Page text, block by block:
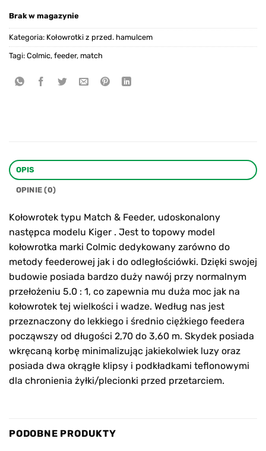
Brak w magazynie
Kategoria: Kołowrotki z przed. hamulcem
Tagi: Colmic, feeder, match
OPIS
OPINIE (0)
Kołowrotek typu Match & Feeder, udoskonalony
następca modelu Kiger . Jest to topowy model
kołowrotka marki Colmic dedykowany zarówno do
metody feederowej jak i do odległościówki. Dzięki swojej
budowie posiada bardzo duży nawój przy normalnym
przełożeniu 5.0 : 1, co zapewnia mu duża moc jak na
kołowrotek tej wielkości i wadze. Według nas jest
przeznaczony do lekkiego i średnio ciężkiego feedera
począwszy od długości 2,70 do 3,60 m. Skydek posiada
wkręcaną korbę minimalizując jakiekolwiek luzy oraz
posiada dwa okrągłe klipsy i podkładkami teflonowymi
dla chronienia żyłki/plecionki przed przetarciem.
PODOBNE PRODUKTY